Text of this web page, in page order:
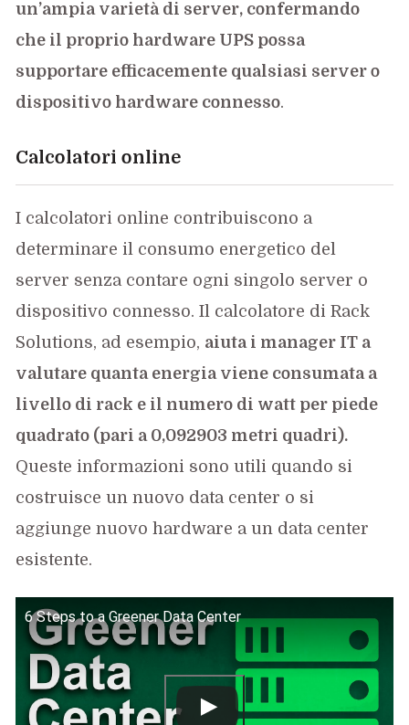
un’ampia varietà di server, confermando
che il proprio hardware UPS possa
supportare efficacemente qualsiasi server o
dispositivo hardware connesso.
Calcolatori online
I calcolatori online contribuiscono a
determinare il consumo energetico del
server senza contare ogni singolo server o
dispositivo connesso. Il calcolatore di Rack
Solutions, ad esempio, aiuta i manager IT a
valutare quanta energia viene consumata a
livello di rack e il numero di watt per piede
quadrato (pari a 0,092903 metri quadri).
Queste informazioni sono utili quando si
costruisce un nuovo data center o si
aggiunge nuovo hardware a un data center
esistente.
6 Steps to a Greener Data Center